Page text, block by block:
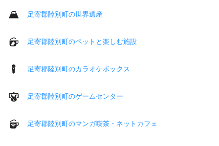
足寄郡陸別町の世界遺産
足寄郡陸別町のペットと楽しむ施設
足寄郡陸別町のカラオケボックス
足寄郡陸別町のゲームセンター
足寄郡陸別町のマンガ喫茶・ネットカフェ